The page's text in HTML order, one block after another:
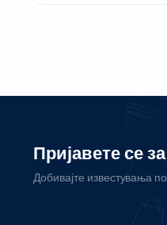
Пријавете се
Добивајте известувања